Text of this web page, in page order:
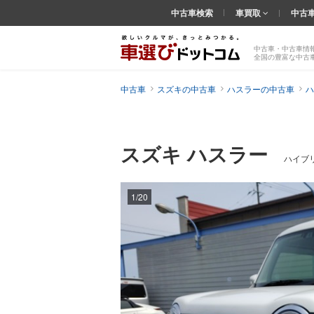
中古車・中古車情
全国の豊富な中古
中古車検索 車買取 中古
中古車 スズキの中古車 ハスラーの中古車
スズキ ハスラー ハイブ
1/20
前の
画像